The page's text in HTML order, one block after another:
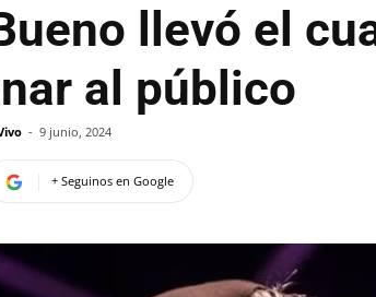
llevó el
al público
- 9 junio, 2024
+ Seguinos en Google